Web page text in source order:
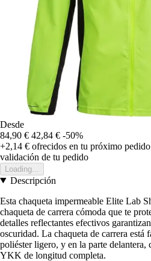
Desde
84,90 € 42,84 € -50%
+2,14 € ofrecidos en tu próximo pedido
validación de tu pedido
Loading...
Descripción
Esta chaqueta impermeable Elite Lab
chaqueta de carrera cómoda que te
detalles reflectantes efectivos
oscuridad. La chaqueta de carrera está
poliéster ligero, y en la parte delantera,
YKK de longitud completa.